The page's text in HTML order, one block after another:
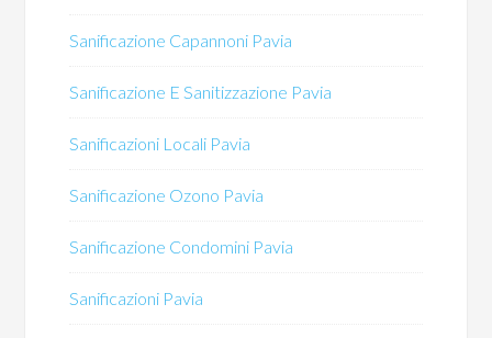
Sanificazione Capannoni Pavia
Sanificazione E Sanitizzazione Pavia
Sanificazioni Locali Pavia
Sanificazione Ozono Pavia
Sanificazione Condomini Pavia
Sanificazioni Pavia